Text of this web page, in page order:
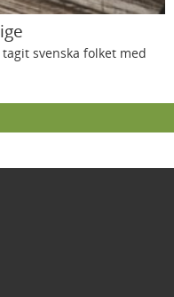
svenska folket med